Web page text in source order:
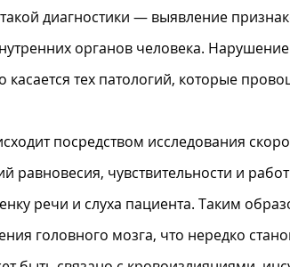
диагностики — выявление
органов человека.
тех патологий, которые
посредством исследования
равновесия, чувствительности и
речи и слуха пациента. Таким
головного мозга, что нередко